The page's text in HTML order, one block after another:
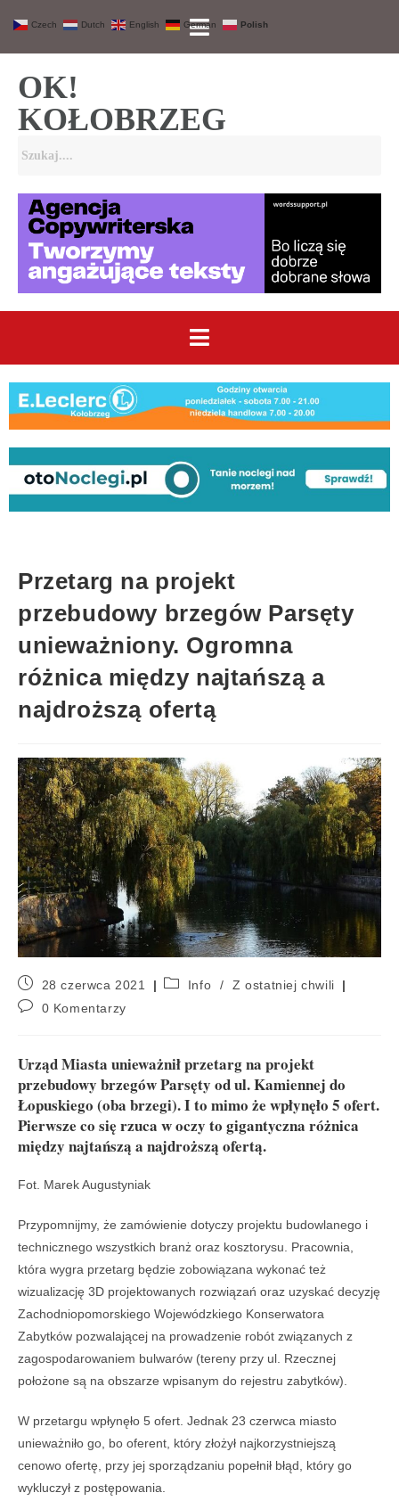
OK!
KOŁOBRZEG
Przetarg na projekt
przebudowy brzegów Parsęty
unieważniony. Ogromna
różnica między najtańszą a
najdroższą ofertą
28 czerwca 2021 Info /
Z ostatniej chwili
0 Komentarzy
Urząd Miasta unieważnił przetarg na projekt
przebudowy brzegów Parsęty od ul. Kamiennej do
Łopuskiego (oba brzegi). I to mimo że wpłynęło 5 ofert.
Pierwsze co się rzuca w oczy to gigantyczna różnica
między najtańszą a najdroższą ofertą.
Fot. Marek Augustyniak
Przypomnijmy, że zamówienie dotyczy projektu budowlanego i
technicznego wszystkich branż oraz kosztorysu. Pracownia,
która wygra przetarg będzie zobowiązana wykonać też
wizualizację 3D projektowanych rozwiązań oraz uzyskać decyzję
Zachodniopomorskiego Wojewódzkiego Konserwatora
Zabytków pozwalającej na prowadzenie robót związanych z
zagospodarowaniem bulwarów (tereny przy ul. Rzecznej
położone są na obszarze wpisanym do rejestru zabytków).
W przetargu wpłynęło 5 ofert. Jednak 23 czerwca miasto
unieważniło go, bo oferent, który złożył najkorzystniejszą
cenowo ofertę, przy jej sporządzaniu popełnił błąd, który go
wykluczył z postępowania.
Czech Dutch English German Polish